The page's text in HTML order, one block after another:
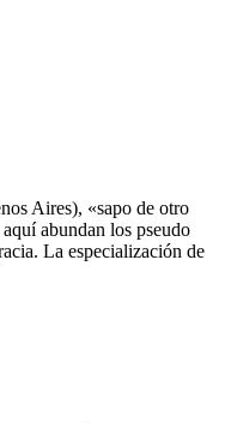
Aires), «sapo de otro
abundan los pseudo
La especialización de